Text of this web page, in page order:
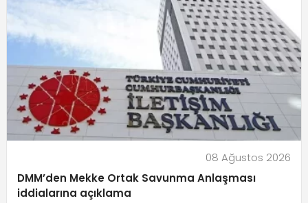
08 Ağustos 2026
DMM’den Mekke Ortak Savunma Anlaşması
iddialarına açıklama